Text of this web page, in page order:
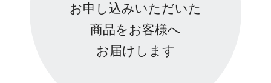
お申し込みいただいた
商品をお客様へ
お届けします